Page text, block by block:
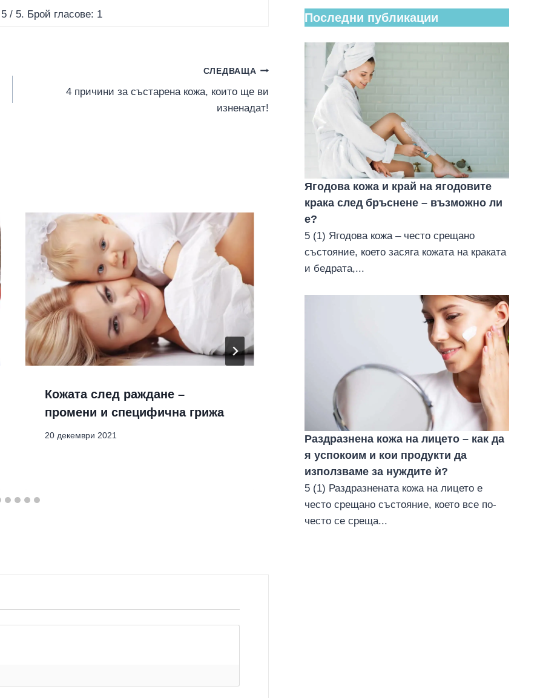
5 / 5. Брой гласове: 1
СЛЕДВАЩА
4 причини за състарена кожа, които ще ви
изненадат!
Кожата след раждане –
промени и специфична грижа
20 декември 2021
Трикове за красива кожа –
струва си да опитате
1 април 2024
Последни публикации
Ягодова кожа и край на ягодовите
крака след бръснене – възможно ли
е?
5 (1) Ягодова кожа – често срещано
състояние, което засяга кожата на краката
и бедрата,...
Раздразнена кожа на лицето – как да
я успокоим и кои продукти да
използваме за нуждите ѝ?
5 (1) Раздразнената кожа на лицето е
често срещано състояние, което все по-
често се среща...